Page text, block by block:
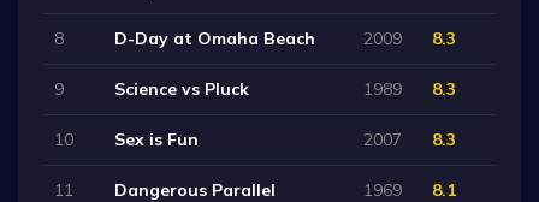
8 D-Day at Omaha Beach 2009 8.3
9 Science vs Pluck 1989 8.3
10 Sex is Fun 2007 8.3
11 Dangerous Parallel 1969 8.1